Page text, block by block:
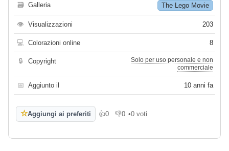
🗃 Galleria The Lego Movie
👁 Visualizzazioni 203
💻 Colorazioni online 8
🔒 Copyright
Solo per uso personale e non
commerciale
📅 Aggiunto il 10 anni fa
☆Aggiungi ai preferiti 👍0
Mi piace
👎0
Non mi piace
•0 voti